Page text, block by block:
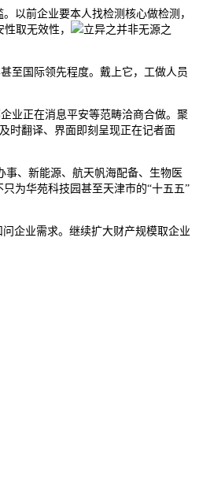
以前企业要本人找检测核心做检测，
取无效性，
立异之并非无源之
至国际领先程度。戴上它，工做人员
业正在消息平安等范畴洽商合做。聚
时翻译、界面即刻呈现正在记者面
、新能源、航天帆海配备、生物医
为华苑科技园甚至天津市的“十五五”
企业需求。继续扩大财产规模取企业